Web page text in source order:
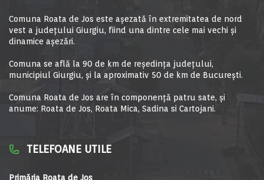
Comuna Roata de Jos este aşezată în extremitatea de nord
vest a judeţului Giurgiu, fiind una dintre cele mai vechi şi
dinamice aşezări.
Comuna se află la 90 de km de reşedinţa judeţului,
municipiul Giurgiu, şi la aproximativ 50 de km de Bucureşti.
Comuna Roata de Jos are în componență patru sate, și
anume: Roata de Jos, Roata Mica, Sadina si Cartojani.
TELEFOANE UTILE
Primăria Roata de Jos